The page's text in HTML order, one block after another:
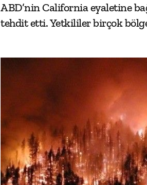
ABD’nin California eyaletine
tehdit etti. Yetkililer birçok